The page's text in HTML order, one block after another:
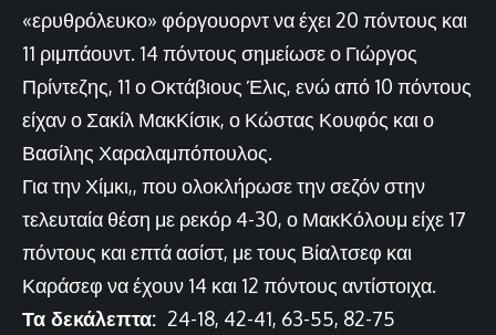
«ερυθρόλευκο» φόργουορντ να έχει 20 πόντους και
11 ριμπάουντ. 14 πόντους σημείωσε ο Γιώργος
Πρίντεζης, 11 ο Οκτάβιους Έλις, ενώ από 10 πόντους
είχαν ο Σακίλ ΜακΚίσικ, ο Κώστας Κουφός και ο
Βασίλης Χαραλαμπόπουλος.
Για την Χίμκι,, που ολοκλήρωσε την σεζόν στην
τελευταία θέση με ρεκόρ 4-30, ο ΜακΚόλουμ είχε 17
πόντους και επτά ασίστ, με τους Βίαλτσεφ και
Καράσεφ να έχουν 14 και 12 πόντους αντίστοιχα.
Τα δεκάλεπτα: 24-18, 42-41, 63-55, 82-75